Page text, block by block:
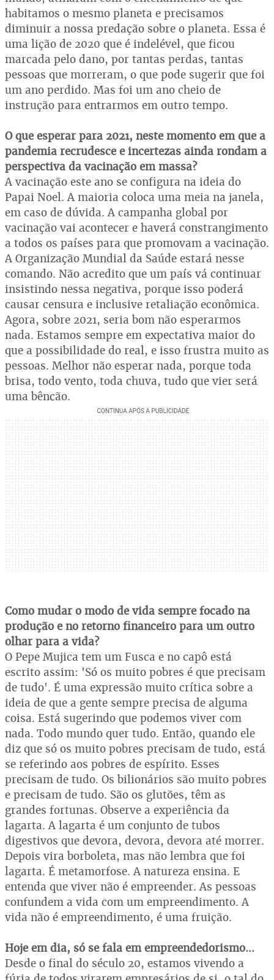
habitamos o mesmo planeta e precisamos
diminuir a nossa predação sobre o planeta. Essa é
uma lição de 2020 que é indelével, que ficou
marcada pelo dano, por tantas perdas, tantas
pessoas que morreram, o que pode sugerir que foi
um ano perdido. Mas foi um ano cheio de
instrução para entrarmos em outro tempo.
O que esperar para 2021, neste momento em que a
pandemia recrudesce e incertezas ainda rondam a
perspectiva da vacinação em massa?
A vacinação este ano se configura na ideia do
Papai Noel. A maioria coloca uma meia na janela,
em caso de dúvida. A campanha global por
vacinação vai acontecer e haverá constrangimento
a todos os países para que promovam a vacinação.
A Organização Mundial da Saúde estará nesse
comando. Não acredito que um país vá continuar
insistindo nessa negativa, porque isso poderá
causar censura e inclusive retaliação econômica.
Agora, sobre 2021, seria bom não esperarmos
nada. Estamos sempre em expectativa maior do
que a possibilidade do real, e isso frustra muito as
pessoas. Melhor não esperar nada, porque toda
brisa, todo vento, toda chuva, tudo que vier será
uma bênção.
Como mudar o modo de vida sempre focado na
produção e no retorno financeiro para um outro
olhar para a vida?
O Pepe Mujica tem um Fusca e no capô está
escrito assim: 'Só os muito pobres é que precisam
de tudo'. É uma expressão muito crítica sobre a
ideia de que a gente sempre precisa de alguma
coisa. Está sugerindo que podemos viver com
nada. Todo mundo quer tudo. Então, quando ele
diz que só os muito pobres precisam de tudo, está
se referindo aos pobres de espírito. Esses
precisam de tudo. Os bilionários são muito pobres
e precisam de tudo. São os glutões, têm as
grandes fortunas. Observe a experiência da
lagarta. A lagarta é um conjunto de tubos
digestivos que devora, devora, devora até morrer.
Depois vira borboleta, mas não lembra que foi
lagarta. É metamorfose. A natureza ensina. E
entenda que viver não é empreender. As pessoas
confundem a vida com um empreendimento. A
vida não é empreendimento, é uma fruição.
Hoje em dia, só se fala em empreendedorismo...
Desde o final do século 20, estamos vivendo a